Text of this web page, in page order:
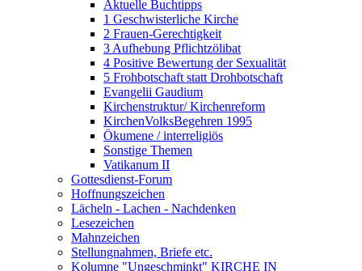
Aktuelle Buchtipps
1 Geschwisterliche Kirche
2 Frauen-Gerechtigkeit
3 Aufhebung Pflichtzölibat
4 Positive Bewertung der Sexualität
5 Frohbotschaft statt Drohbotschaft
Evangelii Gaudium
Kirchenstruktur/ Kirchenreform
KirchenVolksBegehren 1995
Ökumene / interreligiös
Sonstige Themen
Vatikanum II
Gottesdienst-Forum
Hoffnungszeichen
Lächeln - Lachen - Nachdenken
Lesezeichen
Mahnzeichen
Stellungnahmen, Briefe etc.
Kolumne "Ungeschminkt" KIRCHE IN